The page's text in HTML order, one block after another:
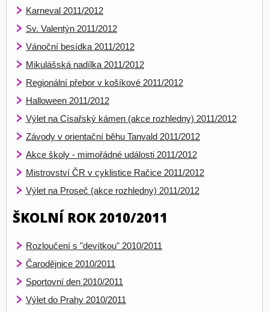
Karneval 2011/2012
Sv. Valentýn 2011/2012
Vánoční besídka 2011/2012
Mikulášská nadílka 2011/2012
Regionální přebor v košíkové 2011/2012
Halloween 2011/2012
Výlet na Císařský kámen (akce rozhledny) 2011/2012
Závody v orientační běhu Tanvald 2011/2012
Akce školy - mimořádné události 2011/2012
Mistrovství ČR v cyklistice Račice 2011/2012
Výlet na Proseč (akce rozhledny) 2011/2012
ŠKOLNÍ ROK 2010/2011
Rozloučení s "devítkou" 2010/2011
Čarodějnice 2010/2011
Sportovní den 2010/2011
Výlet do Prahy 2010/2011